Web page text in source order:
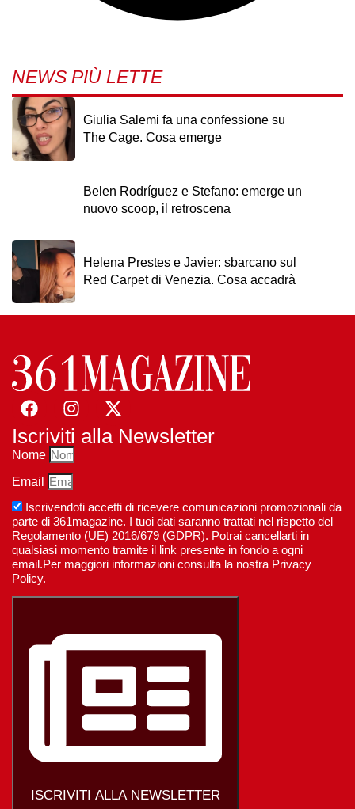
NEWS PIÙ LETTE
Giulia Salemi fa una confessione su
The Cage. Cosa emerge
Belen Rodríguez e Stefano: emerge un
nuovo scoop, il retroscena
Helena Prestes e Javier: sbarcano sul
Red Carpet di Venezia. Cosa accadrà
Iscriviti alla Newsletter
Nome
Email
Iscrivendoti accetti di ricevere comunicazioni promozionali da
parte di 361magazine. I tuoi dati saranno trattati nel rispetto del
Regolamento (UE) 2016/679 (GDPR). Potrai cancellarti in
qualsiasi momento tramite il link presente in fondo a ogni
email.Per maggiori informazioni consulta la nostra Privacy
Policy.
ISCRIVITI ALLA NEWSLETTER